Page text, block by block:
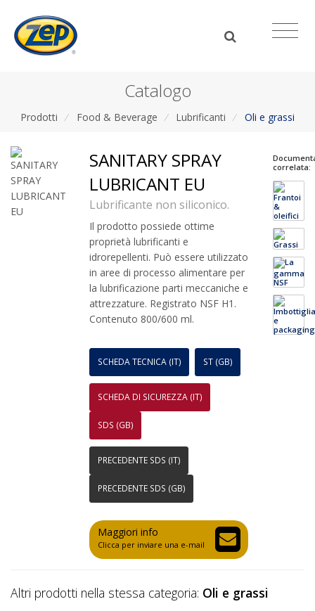
Catalogo
Prodotti / Food & Beverage / Lubrificanti / Oli e grassi
SANITARY SPRAY
LUBRICANT EU
Lubrificante non siliconico.
Il prodotto possiede ottime
proprietà lubrificanti e
idrorepellenti. Può essere utilizzato
in aree di processo alimentare per
la lubrificazione parti meccaniche e
attrezzature. Registrato NSF H1.
Contenuto 800/600 ml.
SCHEDA TECNICA (IT) ST (GB)
SCHEDA DI SICUREZZA (IT)
SDS (GB)
PRECEDENTE SDS (IT)
PRECEDENTE SDS (GB)
Maggiori info
Clicca per inviare una e-mail
correlata:
Altri prodotti nella stessa categoria: Oli e grassi